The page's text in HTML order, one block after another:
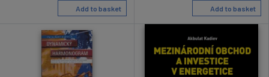
Add to basket Add to basket